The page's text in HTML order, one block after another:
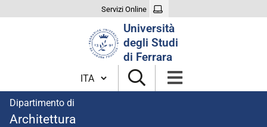
Servizi Online
Università
degli Studi
di Ferrara
Cambia lingua
Dipartimento di
Architettura